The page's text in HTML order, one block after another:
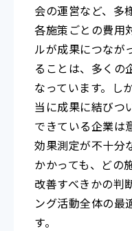
会の運営など、多
各施策ごとの費用
ルが成果につなが
ることは、多くの
なっています。し
当に成果に結びつ
できている企業は
効果測定が不十分
かかっても、どの
改善すべきかの判
ング活動全体の最
す。